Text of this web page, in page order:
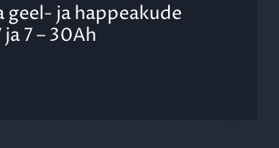
geel- ja happeakude
7 – 30Ah